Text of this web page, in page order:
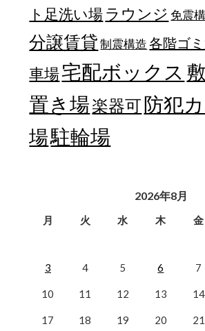
ト足洗い場 ラウンジ 免震
分譲賃貸 制震構造 各階ゴ
車場宅配ボックス
置き場楽器可防犯
場駐輪場
2026年8月
月 火 水 木 金
3 4 5 6 7
10 11 12 13 14
17 18 19 20 21